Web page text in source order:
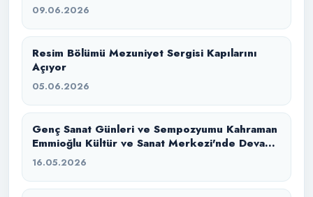
09.06.2026
Resim Bölümü Mezuniyet Sergisi Kapılarını
Açıyor
05.06.2026
Genç Sanat Günleri ve Sempozyumu Kahraman
Emmioğlu Kültür ve Sanat Merkezi'nde Devam
Ediyor
16.05.2026